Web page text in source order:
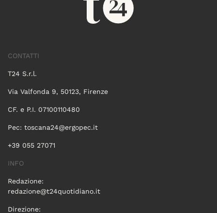
CONTATTI
T24 S.r.l.
Via Valfonda 9, 50123, Firenze
CF. e P.I. 07100110480
Pec: toscana24@ergopec.it
+39 055 27071
INFO
Redazione:
redazione@t24quotidiano.it
Direzione: